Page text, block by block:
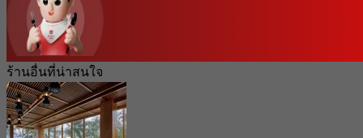
ร้านอื่นที่น่าสนใจ